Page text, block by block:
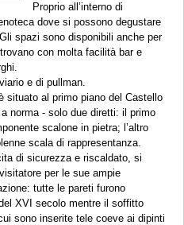
Proprio all’interno di
dove si possono degustare
spazi sono disponibili anche per
con molta facilità bar e
e di pullman.
situato al primo piano del Castello
norma - solo due diretti: il primo
scalone in pietra; l’altro
scala di rappresentanza.
di sicurezza e riscaldato, si
per le sue ampie
tutte le pareti furono
XVI secolo mentre il soffitto
sono inserite tele coeve ai dipinti